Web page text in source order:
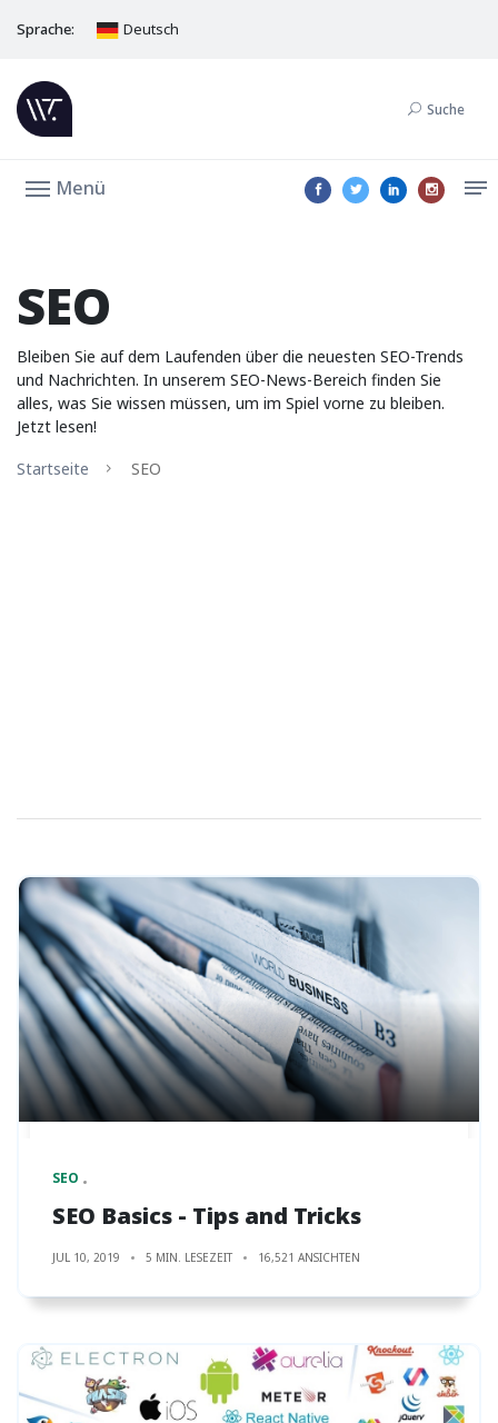
Sprache: Deutsch
Suche
Menü
SEO
Bleiben Sie auf dem Laufenden über die neuesten SEO-Trends
und Nachrichten. In unserem SEO-News-Bereich finden Sie
alles, was Sie wissen müssen, um im Spiel vorne zu bleiben.
Jetzt lesen!
Startseite
SEO
SEO
SEO Basics - Tips and Tricks
JUL 10, 2019 5 MIN. LESEZEIT 16,521 ANSICHTEN